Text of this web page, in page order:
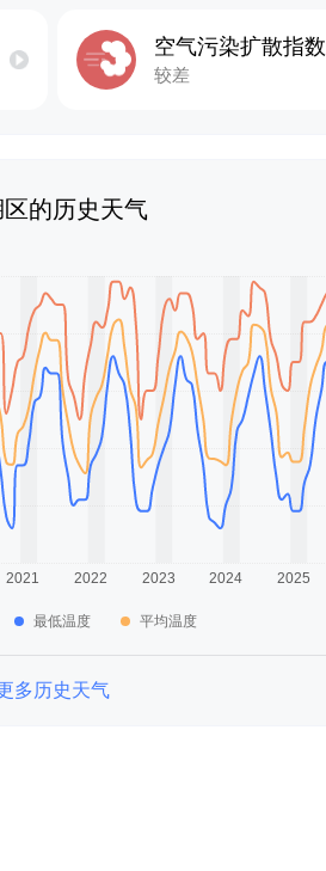
空气污染扩散指数
较差
的历史天气
最低温度 平均温度
多历史天气